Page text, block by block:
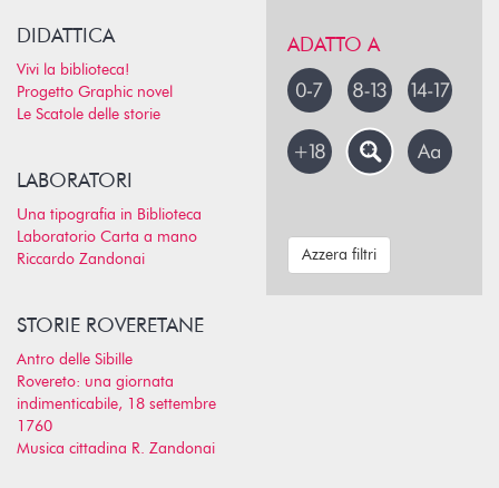
DIDATTICA
Vivi la biblioteca!
Progetto Graphic novel
Le Scatole delle storie
LABORATORI
Una tipografia in Biblioteca
Laboratorio Carta a mano
Riccardo Zandonai
STORIE ROVERETANE
Antro delle Sibille
Rovereto: una giornata
indimenticabile, 18 settembre
1760
Musica cittadina R. Zandonai
ADATTO A
Azzera filtri